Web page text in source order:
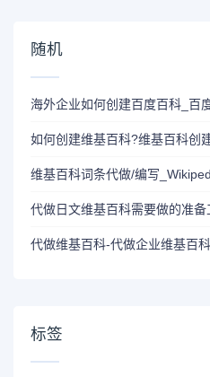
随机
如何创建维基百科?维基百科创
维基百科词条代做/编写
代做日文维基百科需要做的准备
标签